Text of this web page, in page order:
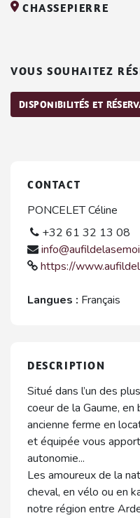
CHASSEPIERRE
VOUS SOUHAITEZ
DISPONIBILITÉS ET
CONTACT
PONCELET Céline
+32 61 32 13 08
https://
Langues : Français
DESCRIPTION
Situé dans l’un des
coeur de la Gaume,
ancienne ferme en
et équipée vous
autonomie...
Les amoureux de la
cheval, en vélo ou en
notre région entre